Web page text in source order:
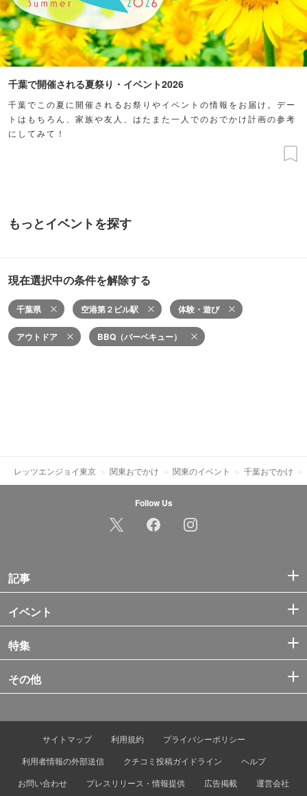
千葉で開催される夏祭り・イベント2026
千葉でこの夏に開催されるお祭りやイベントの情報をお届け。デー
トはもちろん、家族や友人、はたまた一人でのおでかけ計画の参考
にしてみて！
もっとイベントを探す
現在選択中の条件を解除する
千葉県 空港第２ビル駅 体験・遊び
アウトドア BBQ（バーベキュー）
レッツエンジョイ東京 関東おでかけ 関東のイベント 千葉おでかけ
Follow Us
記事
イベント
特集
その他
サイトマップ 利用規約
プライバシーポリシー
利用者情報の外部送信
クチコミ投稿ガイドライン
ヘルプ
お問い合わせ
プレスリリース・情報提供 広告掲載 運営会社